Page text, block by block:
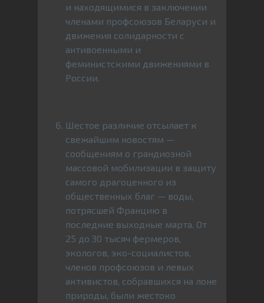
и находящимися в заключении
членами профсоюзов Беларуси и
движения солидарности с
антивоенными и
феминистскими движениями в
России.
Шестое различие отсылает к
свежайшим новостям —
сообщениям о грандиозной
массовой мобилизации в защиту
самого драгоценного из
общественных благ — воды,
потрясшей Францию в
последние выходные марта. От
25 до 30 тысяч фермеров,
экологов, эко-социалистов,
членов профсоюзов и левых
активистов, собравшихся на лоне
природы, были жестоко